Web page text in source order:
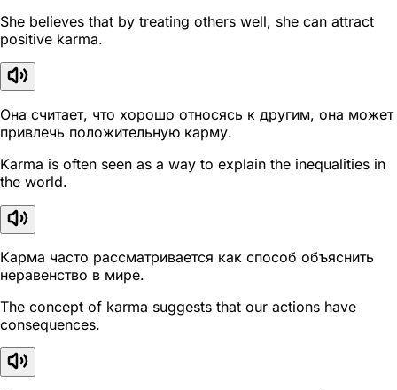
She believes that by treating others well, she can attract
positive karma.
Она считает, что хорошо относясь к другим, она может
привлечь положительную карму.
Karma is often seen as a way to explain the inequalities in
the world.
Карма часто рассматривается как способ объяснить
неравенство в мире.
The concept of karma suggests that our actions have
consequences.